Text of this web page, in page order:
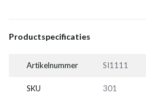
Productspecificaties
Artikelnummer SI1111
SKU 301